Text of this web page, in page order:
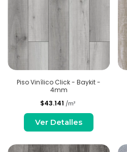
Piso Vinílico Click - Baykit -
4mm
$43.141 /m²
Ver Detalles